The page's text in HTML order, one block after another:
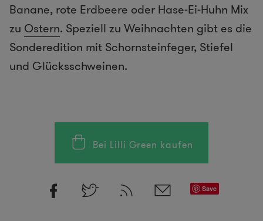
Banane, rote Erdbeere oder Hase-Ei-Huhn Mix
zu Ostern. Speziell zu Weihnachten gibt es die
Sonderedition mit Schornsteinfeger, Stiefel
und Glücksschweinen.
Bei Lilli Green kaufen
Save